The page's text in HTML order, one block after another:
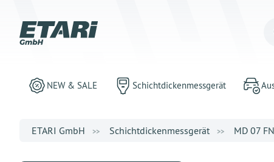
NEW & SALE Schichtdickenmessgerät
ETARI GmbH Schichtdickenmessgerät MD 07